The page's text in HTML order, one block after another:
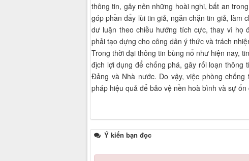
thông tin, gây nên những hoài nghi, bất an
góp phần đẩy lùi tin giả, ngăn chặn tin giả, làm
dư luận theo chiều hướng tích cực, thay vì họ
phải tạo dựng cho công dân ý thức và trách
Trong thời đại thông tin bùng nổ như hiện nay,
địch lợi dụng để chống phá, gây rối loạn thông
Đảng và Nhà nước. Do vậy, việc phòng
pháp hiệu quả để bảo vệ nền hoà bình và sự
Ý kiến bạn đọc